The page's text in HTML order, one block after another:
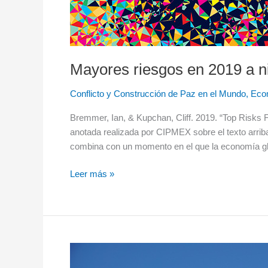
Mayores riesgos en 2019 a
Conflicto y Construcción de Paz en el Mundo,
Bremmer, Ian, & Kupchan, Cliff. 2019. “Top
anotada realizada por CIPMEX sobre el texto
combina con un momento en el que la economía
Leer más »